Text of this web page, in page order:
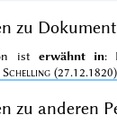
zu
ist erwähnt in:
Schelling (27.12.1820)
zu anderen